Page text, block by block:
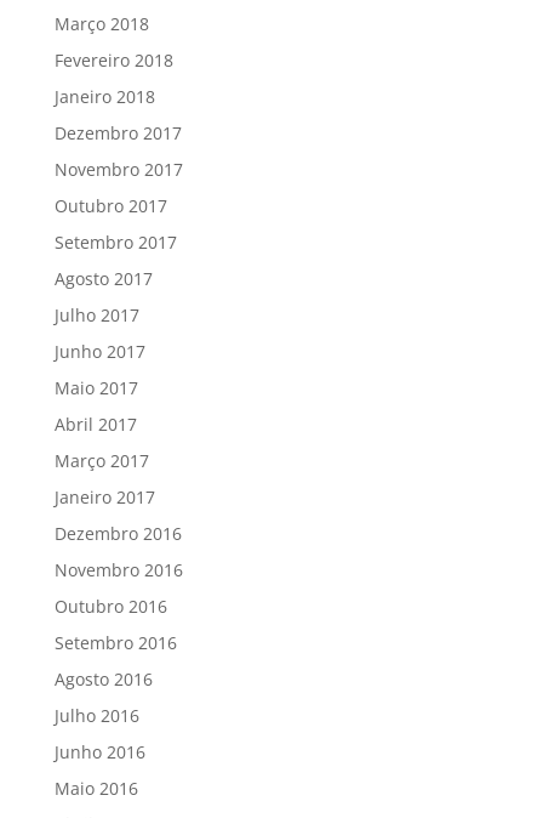
Março 2018
Fevereiro 2018
Janeiro 2018
Dezembro 2017
Novembro 2017
Outubro 2017
Setembro 2017
Agosto 2017
Julho 2017
Junho 2017
Maio 2017
Abril 2017
Março 2017
Janeiro 2017
Dezembro 2016
Novembro 2016
Outubro 2016
Setembro 2016
Agosto 2016
Julho 2016
Junho 2016
Maio 2016